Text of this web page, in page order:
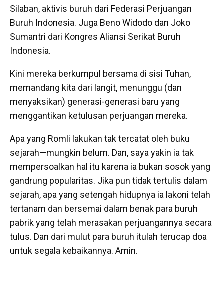
Silaban, aktivis buruh dari Federasi Perjuangan
Buruh Indonesia. Juga Beno Widodo dan Joko
Sumantri dari Kongres Aliansi Serikat Buruh
Indonesia.
Kini mereka berkumpul bersama di sisi Tuhan,
memandang kita dari langit, menunggu (dan
menyaksikan) generasi-generasi baru yang
menggantikan ketulusan perjuangan mereka.
Apa yang Romli lakukan tak tercatat oleh buku
sejarah—mungkin belum. Dan, saya yakin ia tak
mempersoalkan hal itu karena ia bukan sosok yang
gandrung popularitas. Jika pun tidak tertulis dalam
sejarah, apa yang setengah hidupnya ia lakoni telah
tertanam dan bersemai dalam benak para buruh
pabrik yang telah merasakan perjuangannya secara
tulus. Dan dari mulut para buruh itulah terucap doa
untuk segala kebaikannya. Amin.